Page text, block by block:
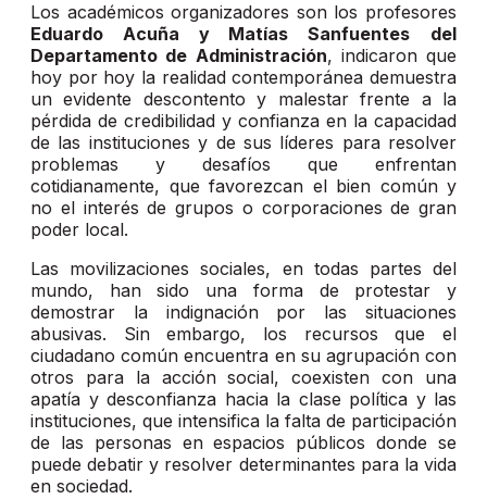
Los académicos organizadores son los profesores
Eduardo Acuña y Matías Sanfuentes
del
Departamento de Administración, indicaron que
hoy por hoy la realidad contemporánea demuestra
un evidente descontento y malestar frente a la
pérdida de credibilidad y confianza en la capacidad
de las instituciones y de sus líderes para resolver
problemas y desafíos que enfrentan
cotidianamente, que favorezcan el bien común y
no el interés de grupos o corporaciones de gran
poder local.
Las movilizaciones sociales, en todas partes del
mundo, han sido una forma de protestar y
demostrar la indignación por las situaciones
abusivas. Sin embargo, los recursos que el
ciudadano común encuentra en su agrupación con
otros para la acción social, coexisten con una
apatía y desconfianza hacia la clase política y las
instituciones, que intensifica la falta de participación
de las personas en espacios públicos donde se
puede debatir y resolver determinantes para la vida
en sociedad.